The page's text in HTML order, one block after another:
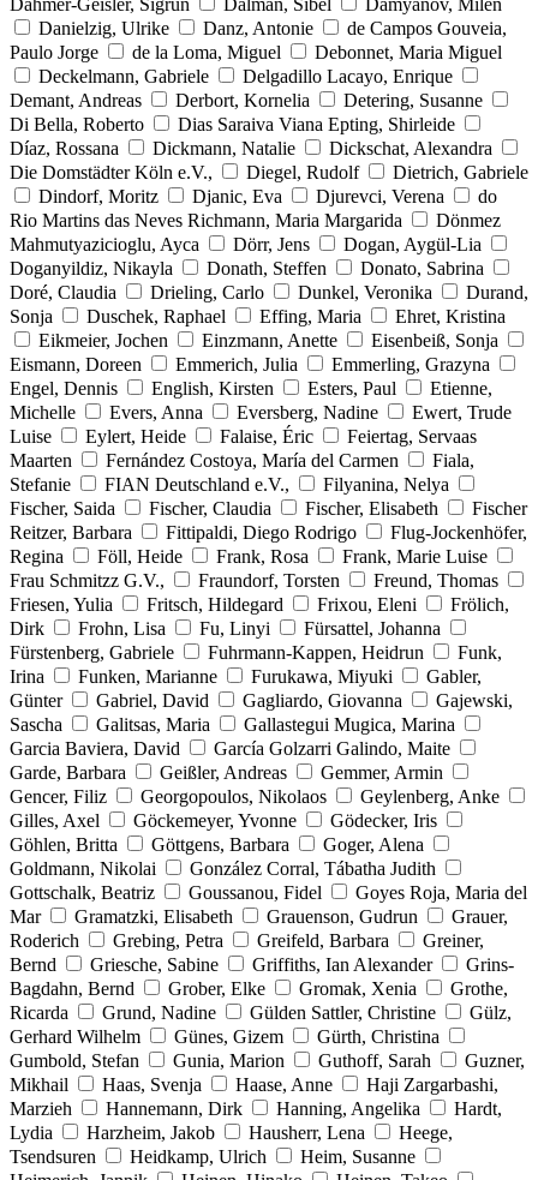
Danielzig, Ulrike
Danz, Antonie
de Campos Gouveia,
Paulo Jorge
de la Loma, Miguel
Debonnet, Maria Miguel
Deckelmann, Gabriele
Delgadillo Lacayo, Enrique
Demant, Andreas
Derbort, Kornelia
Detering, Susanne
Di Bella, Roberto
Dias Saraiva Viana Epting, Shirleide
Díaz, Rossana
Dickmann, Natalie
Dickschat, Alexandra
Die Domstädter Köln e.V.,
Diegel, Rudolf
Dietrich, Gabriele
Dindorf, Moritz
Djanic, Eva Djurevci, Verena
do
Rio Martins das Neves Richmann, Maria Margarida
Dönmez
Mahmutyazicioglu, Ayca
Dörr, Jens
Dogan, Aygül-Lia
Doganyildiz, Nikayla
Donath, Steffen
Donato, Sabrina
Doré, Claudia
Drieling, Carlo Dunkel, Veronika
Durand,
Sonja
Duschek, Raphael Effing, Maria
Ehret, Kristina
Eikmeier, Jochen
Einzmann, Anette
Eisenbeiß, Sonja
Eismann, Doreen
Emmerich, Julia
Emmerling, Grazyna
Engel, Dennis
English, Kirsten Esters, Paul
Etienne,
Michelle
Evers, Anna Eversberg, Nadine
Ewert, Trude
Luise
Eylert, Heide Falaise, Éric
Feiertag, Servaas
Maarten
Fernández Costoya, María del Carmen
Fiala,
Stefanie
FIAN Deutschland e.V.,
Filyanina, Nelya
Fischer, Saida
Fischer, Claudia Fischer, Elisabeth
Fischer
Reitzer, Barbara
Fittipaldi, Diego Rodrigo
Flug-Jockenhöfer,
Regina
Föll, Heide Frank, Rosa
Frank, Marie Luise
Frau Schmitzz G.V.,
Fraundorf, Torsten
Freund, Thomas
Friesen, Yulia
Fritsch, Hildegard Frixou, Eleni
Frölich,
Dirk
Frohn, Lisa Fu, Linyi
Fürsattel, Johanna
Fürstenberg, Gabriele
Fuhrmann-Kappen, Heidrun
Funk,
Irina
Funken, Marianne Furukawa, Miyuki
Gabler,
Günter
Gabriel, David Gagliardo, Giovanna
Gajewski,
Sascha
Galitsas, Maria
Gallastegui Mugica, Marina
Garcia Baviera, David
García Golzarri Galindo, Maite
Garde, Barbara
Geißler, Andreas
Gemmer, Armin
Gencer, Filiz
Georgopoulos, Nikolaos
Geylenberg, Anke
Gilles, Axel
Göckemeyer, Yvonne
Gödecker, Iris
Göhlen, Britta
Göttgens, Barbara
Goger, Alena
Goldmann, Nikolai
González Corral, Tábatha Judith
Gottschalk, Beatriz
Goussanou, Fidel
Goyes Roja, Maria del
Mar
Gramatzki, Elisabeth Grauenson, Gudrun
Grauer,
Roderich
Grebing, Petra Greifeld, Barbara
Greiner,
Bernd
Griesche, Sabine Griffiths, Ian Alexander
Grins-
Bagdahn, Bernd
Grober, Elke Gromak, Xenia
Grothe,
Ricarda
Grund, Nadine Gülden Sattler, Christine
Gülz,
Gerhard Wilhelm
Günes, Gizem
Gürth, Christina
Gumbold, Stefan
Gunia, Marion Guthoff, Sarah
Guzner,
Mikhail
Haas, Svenja Haase, Anne
Haji Zargarbashi,
Marzieh
Hannemann, Dirk Hanning, Angelika
Hardt,
Lydia
Harzheim, Jakob Hausherr, Lena
Heege,
Tsendsuren
Heidkamp, Ulrich
Heim, Susanne